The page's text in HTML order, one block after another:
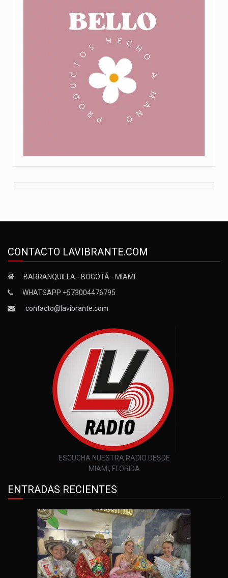
CONTACTO LAVIBRANTE.COM
BARRANQUILLA - BOGOTÁ - MIAMI
WHATSAPP +573004476795
contacto@lavibrante.com
ESCUCHA NUESTRA RADIO DESDE
MIAMI, FLORIDA
ENTRADAS RECIENTES